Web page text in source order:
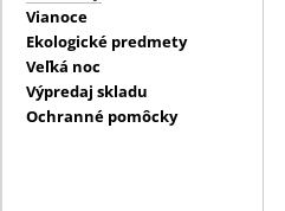
Vianoce
Ekologické predmety
Veľká noc
Výpredaj skladu
Ochranné pomôcky